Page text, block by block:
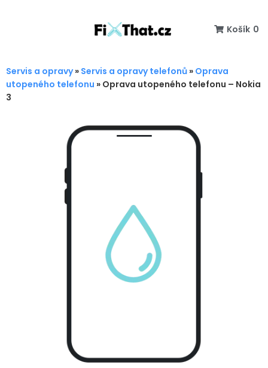
Košík 0
Servis a opravy» Servis a opravy telefonů » Oprava
utopeného telefonu » Oprava utopeného telefonu – Nokia
3